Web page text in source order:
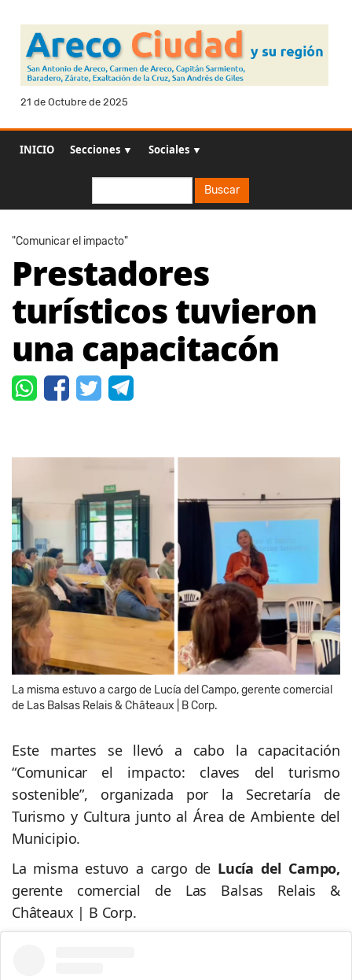
21 de Octubre de 2025
INICIO Secciones ▼ Sociales ▼
Buscar
"Comunicar el impacto"
Prestadores
turísticos tuvieron
una capacitacón
La misma estuvo a cargo de Lucía del Campo, gerente comercial
de Las Balsas Relais & Châteaux | B Corp.
Este martes se llevó a cabo la capacitación
“Comunicar el impacto: claves del turismo
sostenible”, organizada por la Secretaría de
Turismo y Cultura junto al Área de Ambiente del
Municipio.
La misma estuvo a cargo de Lucía del Campo,
gerente comercial de Las Balsas Relais &
Châteaux | B Corp.